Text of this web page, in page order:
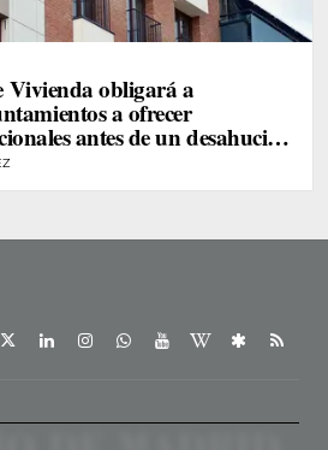
Vivienda obligará a
a ofrecer
antes de un desahucio